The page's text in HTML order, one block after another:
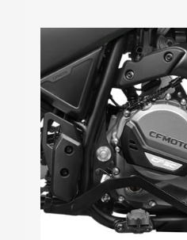
Motocikle sumontuotas
skysčiu aušinamas SOHC
Integruotas balansinis
sumažina vibracijas,
komfortiškas net ir
.